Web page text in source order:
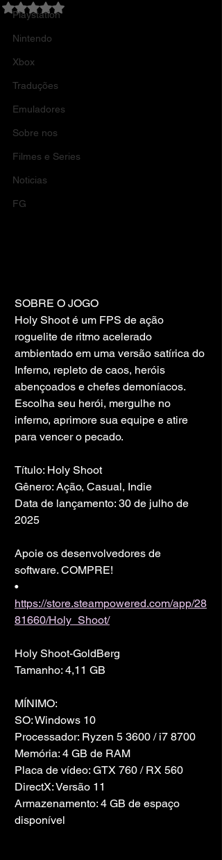
Playstation
Nintendo
Xbox
Traduções
Emuladores
Sobre nos
Filmes e Series
Noticias
FG
Avaliado com NaN de 5 estrelas.
SOBRE O JOGO
Holy Shoot é um FPS de ação
roguelite de ritmo acelerado
ambientado em uma versão satírica do
Inferno, repleto de caos, heróis
abençoados e chefes demoníacos.
Escolha seu herói, mergulhe no
inferno, aprimore sua equipe e atire
para vencer o pecado.
Título: Holy Shoot
Gênero: Ação, Casual, Indie
Data de lançamento: 30 de julho de
2025
Apoie os desenvolvedores de
software. COMPRE!
•
https://store.steampowered.com/app/28
81660/Holy_Shoot/
Holy Shoot-GoldBerg
Tamanho: 4,11 GB
MÍNIMO:
SO: Windows 10
Processador: Ryzen 5 3600 / i7 8700
Memória: 4 GB de RAM
Placa de vídeo: GTX 760 / RX 560
DirectX: Versão 11
Armazenamento: 4 GB de espaço
disponível